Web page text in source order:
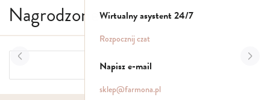
Wirtualny asystent 24/7
Rozpocznij czat
Napisz e-mail
sklep@farmona.pl
Odżywki, maski, serum
Peelingi do skóry głowy
Kuracje i wcierki
Nagrodzone
FILTRY